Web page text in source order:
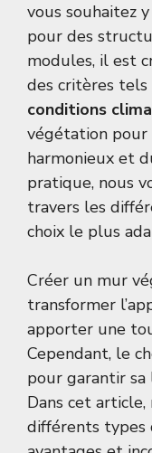
vous souhaitez
pour des
modules, il est
des critères tels
conditions
végétation
harmonieux et
pratique, nous
travers les
choix le plus
Créer un mur
transformer
apporter une
Cependant, le
pour garantir
Dans cet
différents types